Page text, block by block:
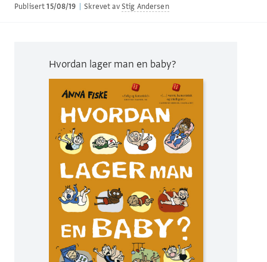
Publisert15/08/19 Skrevet avStig Andersen
Hvordan lager man en baby?